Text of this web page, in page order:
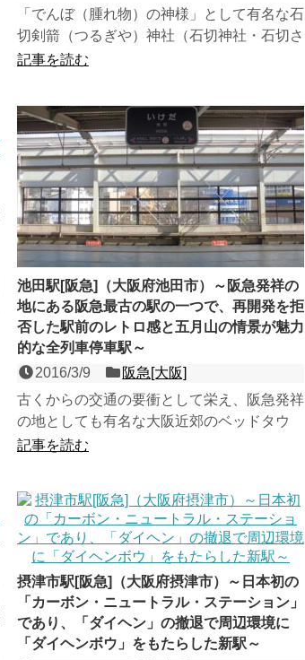
「でんぼ（腫れ物）の神様」として有名な石
切剣箭（つるぎや）神社（石切神社・石切さ
ん）表参道の最寄駅である、奈良線の島式２
記事を読む
池田駅[阪急]（大阪府池田市）～阪急発祥の
地にある阪急最古の駅の一つで、再開発を拒
否した駅前のレトロ感と五月山の情景が魅力
的な全列車停車駅～
2016/3/9
阪急[大阪]
古くからの交通の要衝として栄え、阪急発祥
の地としても有名な大阪近郊のベッドタウ
ン・池田市の中心駅である、宝塚線の島式１
記事を読む
摂津市駅[阪急]（大阪府摂津市）～日本初の
「カーボン・ニュートラル・ステーション」
であり、「ダイヘン」の撤退で周辺環境に
「ダイヘンボウ」をもたらした新駅～